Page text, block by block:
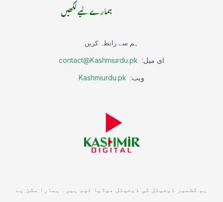
ہمارے لیے لکھیں
ہم سے رابطہ کریں
ای میل: contact@Kashmiurdu.pk
ویب: Kashmiurdu.pk
ہم کشمیر ڈیجیٹل کی ڈیجیٹل میڈیا ٹیم ہیں۔ ہمارا مشن ہے